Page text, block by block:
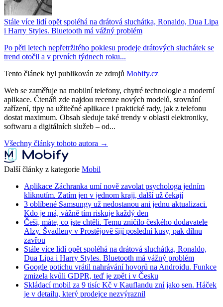
Stále více lidí opět spoléhá na drátová sluchátka, Ronaldo, Dua Lipa
i Harry Styles. Bluetooth má vážný problém
Po pěti letech nepřetržitého poklesu prodeje drátových sluchátek se
trend otočil a v prvních týdnech roku...
Tento článek byl publikován ze zdrojů Mobify.cz
Web se zaměřuje na mobilní telefony, chytré technologie a moderní
aplikace. Čtenáři zde najdou recenze nových modelů, srovnání
zařízení, tipy na užitečné aplikace i praktické rady, jak z telefonu
dostat maximum. Obsah sleduje také trendy v oblasti elektroniky,
softwaru a digitálních služeb – od...
Všechny články tohoto autora →
Další články z kategorie Mobil
Aplikace Záchranka umí nově zavolat psychologa jedním
kliknutím. Zatím jen v jednom kraji, další už čekají
3 oblíbené Samsungy už nedostanou ani jednu aktualizaci.
Kdo je má, vážně tím riskuje každý den
Češi, máte, co jste chtěli. Temu zničilo českého dodavatele
Alzy. Švadleny v Prostějově šijí poslední kusy, pak dílnu
zavřou
Stále více lidí opět spoléhá na drátová sluchátka, Ronaldo,
Dua Lipa i Harry Styles. Bluetooth má vážný problém
Google potichu vrátil nahrávání hovorů na Androidu. Funkce
zmizela kvůli GDPR, teď je zpět i v Česku
Skládací mobil za 9 tisíc Kč v Kauflandu zní jako sen. Háček
je v detailu, který prodejce nezvýraznil